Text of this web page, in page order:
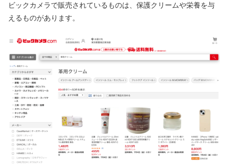
ビックカメラで販売されているものは、保護クリームや栄養を与
えるものがあります。